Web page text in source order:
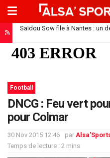
Saïdou Sow file à Nantes : un
Football
DNCG : Feu vert
pour Colmar
30 Nov 2015 12:46 par
Temps de lecture : 2 mins